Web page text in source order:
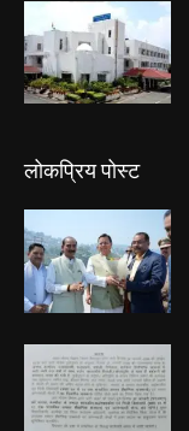
लोकप्रिय पोस्ट